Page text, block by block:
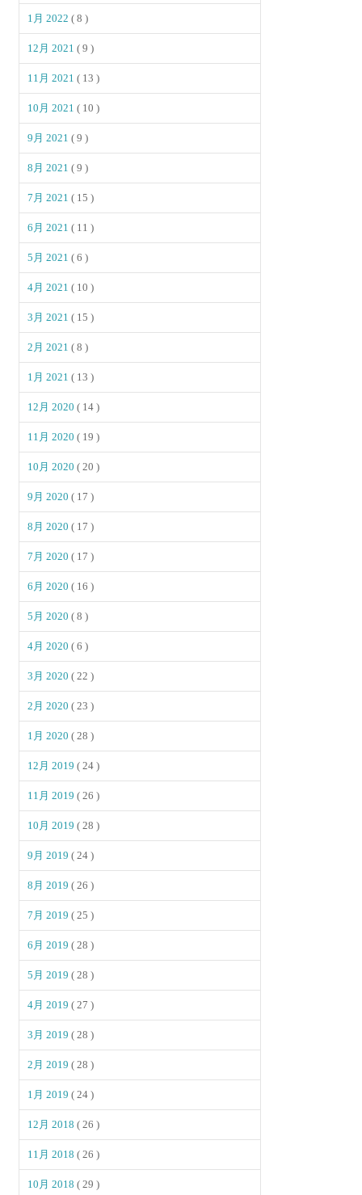
1月 2022( 8 )
12月 2021( 9 )
11月 2021( 13 )
10月 2021( 10 )
9月 2021( 9 )
8月 2021( 9 )
7月 2021( 15 )
6月 2021( 11 )
5月 2021( 6 )
4月 2021( 10 )
3月 2021( 15 )
2月 2021( 8 )
1月 2021( 13 )
12月 2020( 14 )
11月 2020( 19 )
10月 2020( 20 )
9月 2020( 17 )
8月 2020( 17 )
7月 2020( 17 )
6月 2020( 16 )
5月 2020( 8 )
4月 2020( 6 )
3月 2020( 22 )
2月 2020( 23 )
1月 2020( 28 )
12月 2019( 24 )
11月 2019( 26 )
10月 2019( 28 )
9月 2019( 24 )
8月 2019( 26 )
7月 2019( 25 )
6月 2019( 28 )
5月 2019( 28 )
4月 2019( 27 )
3月 2019( 28 )
2月 2019( 28 )
1月 2019( 24 )
12月 2018( 26 )
11月 2018( 26 )
10月 2018( 29 )